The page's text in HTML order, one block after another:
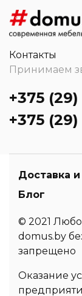
Контакты
Принимаем
+375
+375
Доставка
Блог
© 2021
domus.by
запрещено
Оказание